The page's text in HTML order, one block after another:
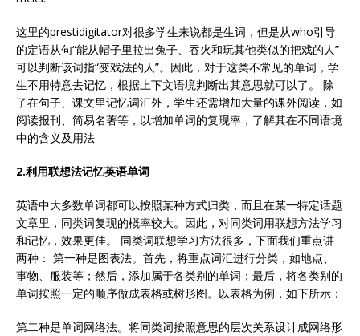
这里的prestidigitator对很多学生来说都是生词，但是从who引导
的定语从句“能从帽子里拉出兔子、吞火和玩其他类似的把戏的人”
可以判断该词指“变戏法的人”。因此，对于这类不常见的单词，学
生不用特意去记忆，根据上下文语境判断出其意思就可以了。 除
了在句子、课文里记忆词汇外，学生还需增加大量的课外阅读，如
阅读报刊、简易名著等，以增加单词的复现率，了解其在不同语境
中的含义及用法
2.利用联想法记忆英语单词
英语中大多数单词都可以按照某种方式归类，而且在某一特定话题
文章里，同类词复现的概率较大。因此，对同类词用联想方法学习
和记忆，效果更佳。 同类词联想学习方法很多，下面我们重点讲
两种： 第一种是图表法。首先，将重点词汇进行分类，如地点、
事物、服装等；然后，添加属于各类别的单词；最后，将各类别的
单词按照一定的顺序做成表格或树形图。以表格为例，如下所示：
第二种是单词网络法。将同类词按照意思的层次关系设计成网络形